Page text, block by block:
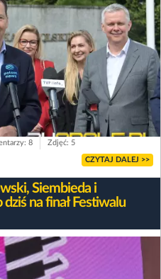
8 Zdjęć: 5
CZYTAJ DALEJ >>
Siembieda i
dziś na finał Festiwalu